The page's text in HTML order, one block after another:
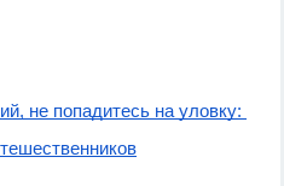
не попадитесь на уловку: